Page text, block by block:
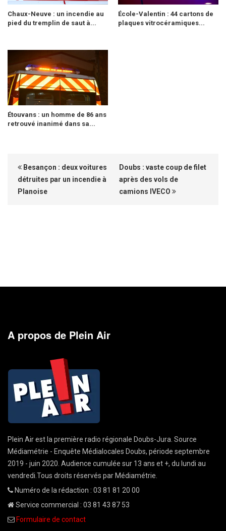
Chaux-Neuve : un incendie au
pied du tremplin de saut à...
École-Valentin : 44 cartons de
plaques vitrocéramiques...
Étouvans : un homme de 86 ans
retrouvé inanimé dans sa...
Besançon : deux voitures
détruites par un incendie à
Planoise
Doubs : vaste coup de filet
après des vols de
camions IVECO
A propos de Plein Air
Plein Air est la première radio régionale Doubs-Jura. Source
Médiamétrie - Enquête Médialocales Doubs, période septembre
2019 - juin 2020. Audience cumulée sur 13 ans et +, du lundi au
vendredi.Tous droits réservés par Médiamétrie.
Numéro de la rédaction : 03 81 81 20 00
Service commercial : 03 81 43 87 53
Formulaire de contact